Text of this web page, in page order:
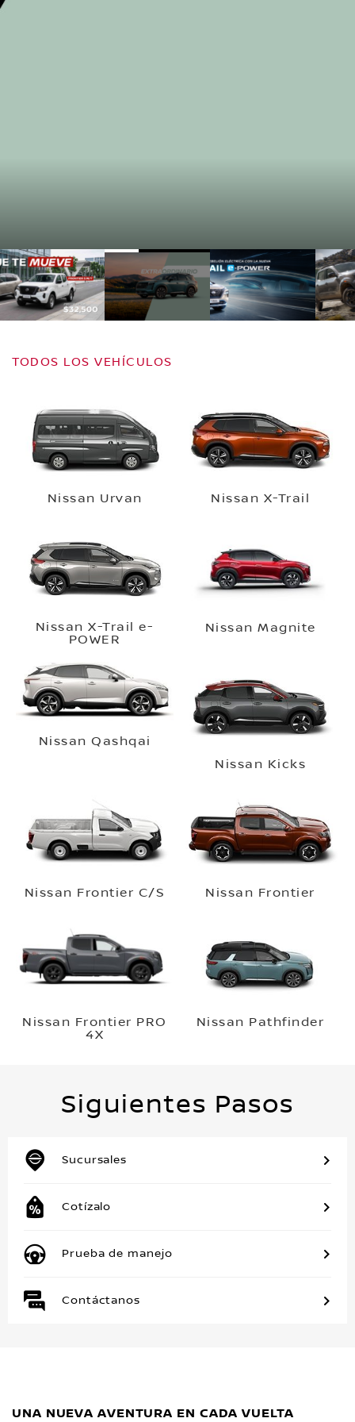
1 2 3 4
TODOS LOS VEHÍCULOS
Nissan Urvan Nissan X-Trail
Nissan X-Trail e-
POWER
Nissan Magnite
Nissan Qashqai
Nissan Kicks
Nissan Frontier C/S Nissan Frontier
Nissan Frontier PRO
4X
Nissan Pathfinder
Siguientes Pasos
Sucursales
Cotízalo
Prueba de manejo
Contáctanos
UNA NUEVA AVENTURA EN CADA VUELTA